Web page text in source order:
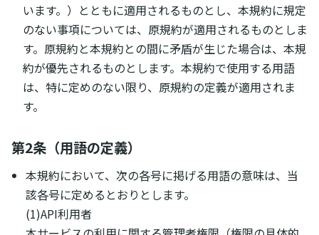
います。）とともに適用されるものとし、本規約に規定
のない事項については、原規約が適用されるものとしま
す。原規約と本規約との間に矛盾が生じた場合は、本規
約が優先されるものとします。本規約で使用する用語
は、特に定めのない限り、原規約の定義が適用されま
す。
第2条（用語の定義）
本規約において、次の各号に掲げる用語の意味は、当
該各号に定めるとおりとします。
(1)API利用者